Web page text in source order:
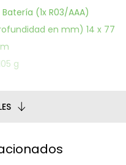
(1x R03/AAA)
en mm) 14 x 77
g